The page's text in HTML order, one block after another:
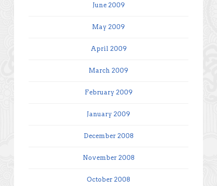
June 2009
May 2009
April 2009
March 2009
February 2009
January 2009
December 2008
November 2008
October 2008